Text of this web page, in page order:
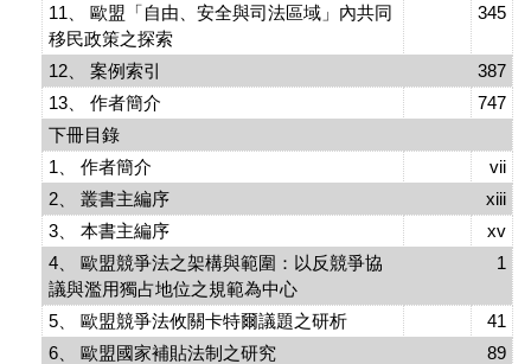
11、 歐盟「自由、安全與司法區域」內共同
移民政策之探索
345
12、 案例索引
387
13、 作者簡介
747
下冊目錄
1、 作者簡介
vii
2、 叢書主編序
xiii
3、 本書主編序
xv
4、 歐盟競爭法之架構與範圍：以反競爭協
議與濫用獨占地位之規範為中心
1
5、 歐盟競爭法攸關卡特爾議題之研析
41
6、 歐盟國家補貼法制之研究
89